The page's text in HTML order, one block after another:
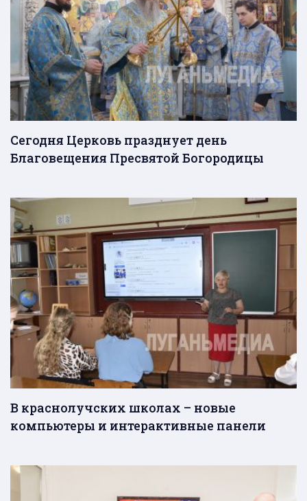
Сегодня Церковь празднует день
Благовещения Пресвятой Богородицы
В краснолучских школах – новые
компьютеры и интерактивные панели